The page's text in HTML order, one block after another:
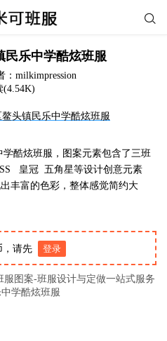

民乐中学酷炫班服
：milkimpression
(4.54K)
酷炫班服，图案元素包含了三班
皇冠 五角星等设计创意元素
丰富的色彩，整体感觉简约大
，请先 登录
服图案-班服设计与定做一站式服务
学酷炫班服